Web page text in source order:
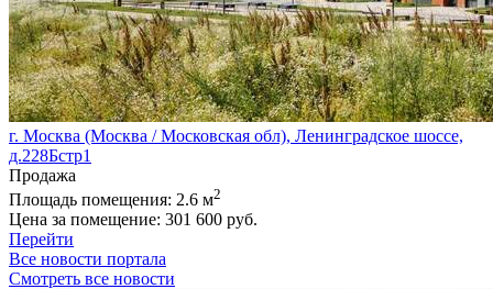
г. Москва (Москва / Московская обл), Ленинградское шоссе,
д.228Бстр1
Продажа
Площадь помещения: 2.6 м2
Цена за помещение: 301 600 руб.
Перейти
Все новости портала
Смотреть все новости